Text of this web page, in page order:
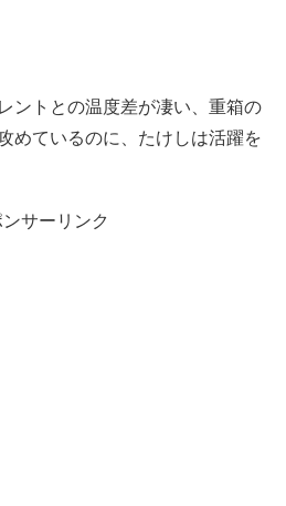
ントとの温度差が凄い、重箱の
めているのに、たけしは活躍を
ンサーリンク